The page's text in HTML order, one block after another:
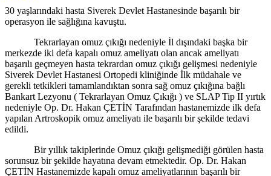
30 yaşlarındaki hasta Siverek Devlet Hastanesinde başarılı bir
operasyon ile sağlığına kavuştu.
Tekrarlayan omuz çıkığı nedeniyle İl dışındaki başka bir
merkezde iki defa kapalı omuz ameliyatı olan ancak ameliyatı
başarılı geçmeyen hasta tekrardan omuz çıkığı gelişmesi nedeniyle
Siverek Devlet Hastanesi Ortopedi kliniğinde İlk müdahale ve
gerekli tetkikleri tamamlandıktan sonra sağ omuz çıkığına bağlı
Bankart Lezyonu ( Tekrarlayan Omuz Çıkığı ) ve SLAP Tip II yırtık
nedeniyle Op. Dr. Hakan ÇETİN Tarafından hastanemizde ilk defa
yapılan Artroskopik omuz ameliyatı ile başarılı bir şekilde tedavi
edildi.
Bir yıllık takiplerinde Omuz çıkığı gelişmediği görülen hasta
sorunsuz bir şekilde hayatına devam etmektedir. Op. Dr. Hakan
ÇETİN Hastanemizde kapalı omuz ameliyatlarının başarılı bir